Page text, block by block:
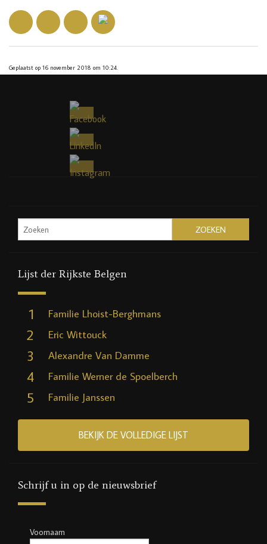
Geplaatst op 16 november 2018 om 10:24.
Lijst der Rijkste Belgen
1 Familie Lhoist-Berghmans
2 Eric Wittouck
3 Alexandre Van Damme
4 Familie Werner de Spoelberch
5 Familie Janssen
BEKIJK DE VOLLEDIGE LIJST
Schrijf u in op de nieuwsbrief
Voornaam